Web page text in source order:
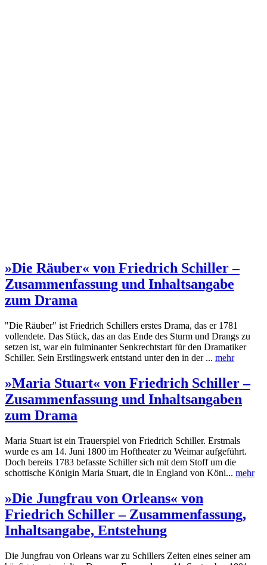
»Die Räuber« von Friedrich Schiller –
Zusammenfassung und Inhaltsangabe
zum Drama
"Die Räuber" ist Friedrich Schillers erstes Drama, das er 1781
vollendete. Das Stück, das an das Ende des Sturm und Drangs zu
setzen ist, war ein fulminanter Senkrechtstart für den Dramatiker
Schiller. Sein Erstlingswerk entstand unter den in der ... mehr
»Maria Stuart« von Friedrich Schiller –
Zusammenfassung und Inhaltsangaben
zum Drama
Maria Stuart ist ein Trauerspiel von Friedrich Schiller. Erstmals
wurde es am 14. Juni 1800 im Hoftheater zu Weimar aufgeführt.
Doch bereits 1783 befasste Schiller sich mit dem Stoff um die
schottische Königin Maria Stuart, die in England von Köni... mehr
»Die Jungfrau von Orleans« von
Friedrich Schiller – Zusammenfassung,
Inhaltsangabe, Entstehung
Die Jungfrau von Orleans war zu Schillers Zeiten eines seiner am